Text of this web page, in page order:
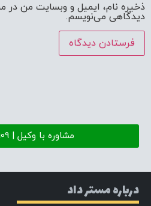
ذخیره نام، ایمیل و وبسایت من در
دیدگاهی می‌نویسم.
مشاوره با وکیل | 09222922909
درباره مستر داد